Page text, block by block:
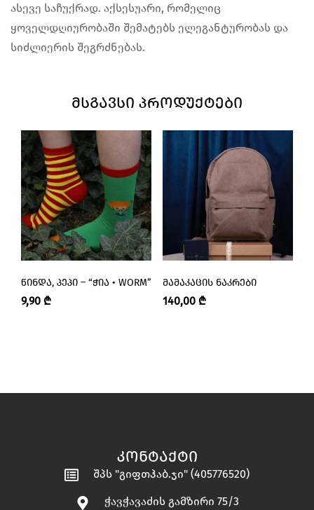
ასევე საჩუქრად. აქსესუარი, რომელიც
ყოველდღიურობაში შემატებს ელეგანტურობას და
სიძლიერის შეგრძნებას.
ᲛᲡᲒᲐᲕᲡᲘ ᲞᲠᲝᲓᲣᲥᲢᲔᲑᲘ
ᲬᲘᲜᲓᲐ, ᲞᲔᲞᲘ – “ᲭᲘᲐ • WORM”
9,90 ₾
ᲛᲐᲛᲐᲙᲐᲪᲘᲡ ᲜᲐᲙᲠᲔᲑᲘ
140,00 ₾
ᲙᲝᲜᲢᲐᲥᲢᲘ
შპს "გიფთჰაბ.ჯი" (405776520)
ჭავჭავაძის გამზირი 75/3